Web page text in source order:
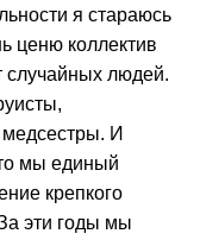
я стараюсь
ценю коллектив
случайных людей.
И
мы единый
крепкого
эти годы мы